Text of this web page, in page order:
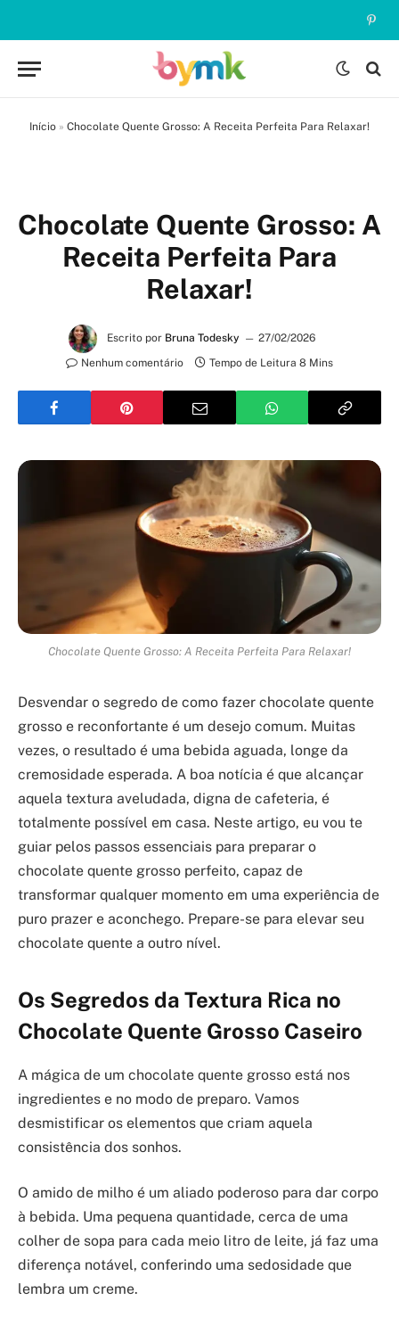
Início » Chocolate Quente Grosso: A Receita Perfeita Para Relaxar!
Chocolate Quente Grosso: A
Receita Perfeita Para
Relaxar!
Escrito por Bruna Todesky
27/02/2026
Nenhum comentário
Tempo de Leitura 8 Mins
Chocolate Quente Grosso: A Receita Perfeita Para Relaxar!
Desvendar o segredo de como fazer chocolate quente
grosso e reconfortante é um desejo comum. Muitas
vezes, o resultado é uma bebida aguada, longe da
cremosidade esperada. A boa notícia é que alcançar
aquela textura aveludada, digna de cafeteria, é
totalmente possível em casa. Neste artigo, eu vou te
guiar pelos passos essenciais para preparar o
chocolate quente grosso perfeito, capaz de
transformar qualquer momento em uma experiência de
puro prazer e aconchego. Prepare-se para elevar seu
chocolate quente a outro nível.
Os Segredos da Textura Rica no
Chocolate Quente Grosso Caseiro
A mágica de um chocolate quente grosso está nos
ingredientes e no modo de preparo. Vamos
desmistificar os elementos que criam aquela
consistência dos sonhos.
O amido de milho é um aliado poderoso para dar corpo
à bebida. Uma pequena quantidade, cerca de uma
colher de sopa para cada meio litro de leite, já faz uma
diferença notável, conferindo uma sedosidade que
lembra um creme.